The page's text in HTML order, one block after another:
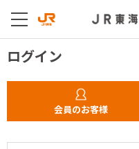
ログイン
会員のお客様